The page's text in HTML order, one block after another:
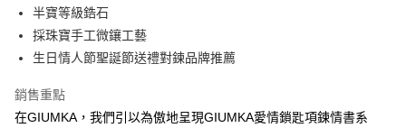
台灣樂天信用卡公司
台新國際商業銀行
台灣樂天信用卡公司
元大商業銀行
玉山商業銀行
台新國際商業銀行
台灣樂天信用卡公司
遠東國際商業銀行
永豐商業銀行
星展（台灣）商業銀行
台新國際商業銀行
中國信託商業銀行
台灣樂天信用卡公司
悠遊付
全盈+PAY
半寶等級鋯石
採珠寶手工微鑲工藝
生日情人節聖誕節送禮對鍊品牌推薦
銷售重點
在GIUMKA，我們引以為傲地呈現GIUMKA愛情鎖匙項鍊情書系